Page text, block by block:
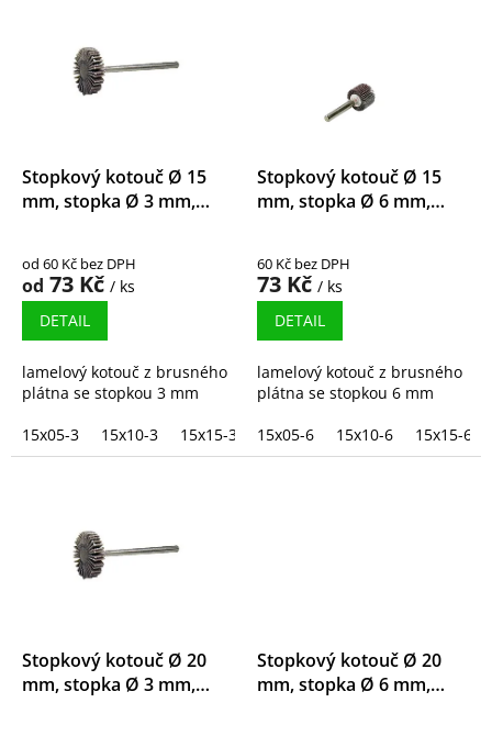
d
u
ů
Stopkový kotouč Ø 15
mm, stopka Ø 3 mm,
od 60 Kč bez DPH
od 73 Kč / ks
DETAIL
lamelový kotouč z brusného
plátna se stopkou 3 mm
15x05-3
15x10-3 15x15-3
Stopkový kotouč Ø 15
mm, stopka Ø 6 mm,
60 Kč bez DPH
73 Kč / ks
DETAIL
lamelový kotouč z brusného
plátna se stopkou 6 mm
15x05-6
15x10-6 15x15-6
Stopkový kotouč Ø 20
mm, stopka Ø 3 mm,
Stopkový kotouč Ø 20
mm, stopka Ø 6 mm,